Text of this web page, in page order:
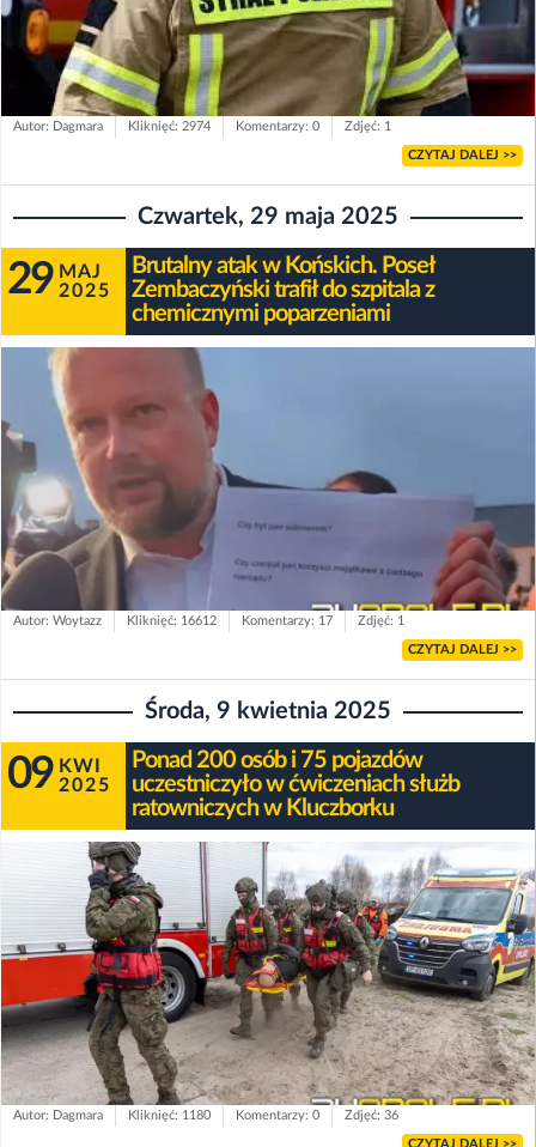
Autor: Dagmara Kliknięć: 2974 Komentarzy: 0 Zdjęć: 1
CZYTAJ DALEJ >>
Czwartek, 29 maja 2025
29 MAJ
2025
Brutalny atak w Końskich. Poseł
Zembaczyński trafił do szpitala z
chemicznymi poparzeniami
Autor: Woytazz Kliknięć: 16612 Komentarzy: 17 Zdjęć: 1
CZYTAJ DALEJ >>
Środa, 9 kwietnia 2025
09 KWI
2025
Ponad 200 osób i 75 pojazdów
uczestniczyło w ćwiczeniach służb
ratowniczych w Kluczborku
Autor: Dagmara Kliknięć: 1180 Komentarzy: 0 Zdjęć: 36
CZYTAJ DALEJ >>